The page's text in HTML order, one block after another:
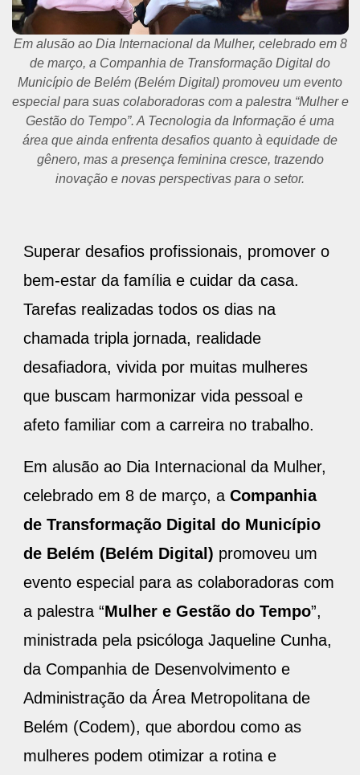
Em alusão ao Dia Internacional da Mulher, celebrado em 8
de março, a Companhia de Transformação Digital do
Município de Belém (Belém Digital) promoveu um evento
especial para suas colaboradoras com a palestra “Mulher e
Gestão do Tempo”. A Tecnologia da Informação é uma
área que ainda enfrenta desafios quanto à equidade de
gênero, mas a presença feminina cresce, trazendo
inovação e novas perspectivas para o setor.
Superar desafios profissionais, promover o
bem-estar da família e cuidar da casa.
Tarefas realizadas todos os dias na
chamada tripla jornada, realidade
desafiadora, vivida por muitas mulheres
que buscam harmonizar vida pessoal e
afeto familiar com a carreira no trabalho.
Em alusão ao Dia Internacional da Mulher,
celebrado em 8 de março, a Companhia
de Transformação Digital do Município
de Belém (Belém Digital) promoveu um
evento especial para as colaboradoras com
a palestra “Mulher e Gestão do Tempo”,
ministrada pela psicóloga Jaqueline Cunha,
da Companhia de Desenvolvimento e
Administração da Área Metropolitana de
Belém (Codem), que abordou como as
mulheres podem otimizar a rotina e